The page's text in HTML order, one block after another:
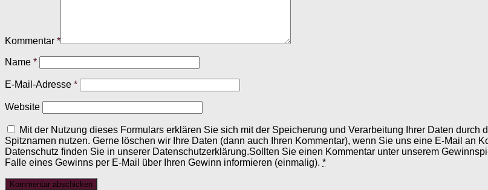
Kommentar *
Name *
E-Mail-Adresse *
Website
Mit der Nutzung dieses Formulars erklären Sie sich mit der Speicherung und Verarbeitung Ihrer Daten
Spitznamen nutzen. Gerne löschen wir Ihre Daten (dann auch Ihren Kommentar), wenn Sie uns eine E-Mail an
Datenschutz finden Sie in unserer Datenschutzerklärung.Sollten Sie einen Kommentar unter unserem
Falle eines Gewinns per E-Mail über Ihren Gewinn informieren (einmalig). *